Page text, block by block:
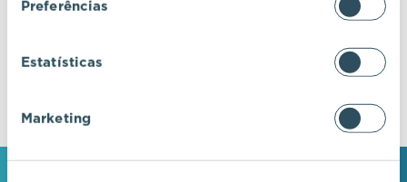
Preferências
Estatísticas
Marketing